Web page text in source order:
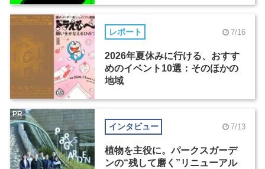
レポート 7/16
2026年夏休みに行ける、おすす
めのイベント10選：そのほかの
地域
インタビュー 7/13
植物を主役に。パークスガーデ
ンの“残して磨く”リニューアル
PR